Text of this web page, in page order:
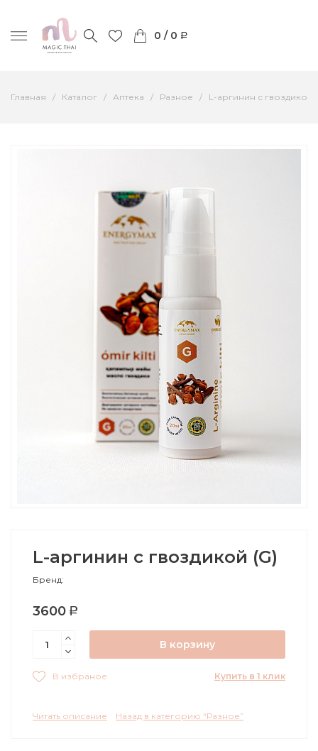
0 / 0
Главная Каталог Аптека Разное L-аргинин с гвоздикой
L-аргинин с гвоздикой (G)
Бренд:
3600
В корзину
Купить в 1 клик
В избраное
Читать описание Назад в категорию “Разное”